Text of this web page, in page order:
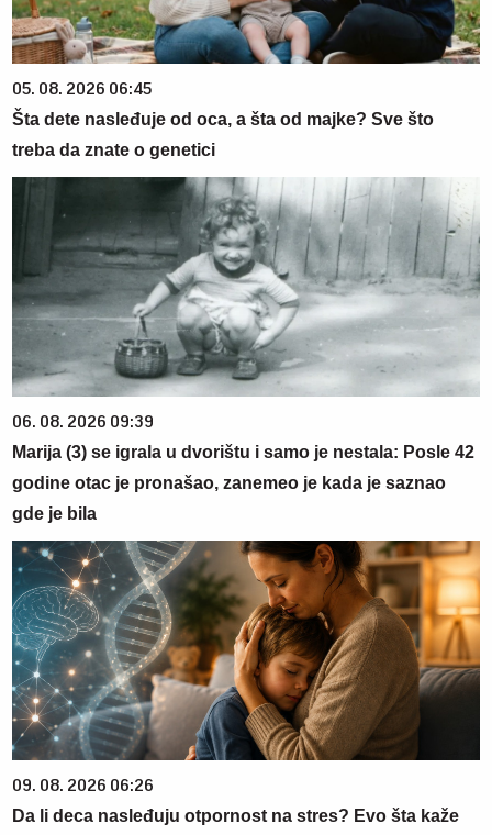
05. 08. 2026 06:45
Šta dete nasleđuje od oca, a šta od majke? Sve što
treba da znate o genetici
06. 08. 2026 09:39
Marija (3) se igrala u dvorištu i samo je nestala: Posle 42
godine otac je pronašao, zanemeo je kada je saznao
gde je bila
09. 08. 2026 06:26
Da li deca nasleđuju otpornost na stres? Evo šta kaže